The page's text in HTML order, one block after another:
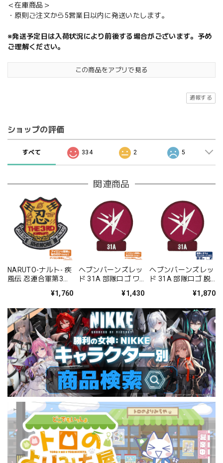
＜在庫商品＞
・原則ご注文から5営業日以内に発送いたします。
※発送予定日は入荷状況により前後する場合がございます。予め
ご理解ください。
この商品をアプリで見る
通報する
ショップの評価
すべて 334 2 5
関連商品
NARUTO-ナルト- 疾
風伝 忍連合軍第3部
¥1,760
ヘブンバーンズレッ
ド 31A 部隊ロゴ ワ
¥1,430
ヘブンバーンズレッ
ド 31A 部隊ロゴ 脱
¥1,870